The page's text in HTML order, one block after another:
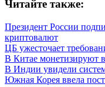
Читайте также:
Президент России
криптовалют
ЦБ ужесточает
В Китае монетизируют
В Индии увидели
Южная Корея ввела